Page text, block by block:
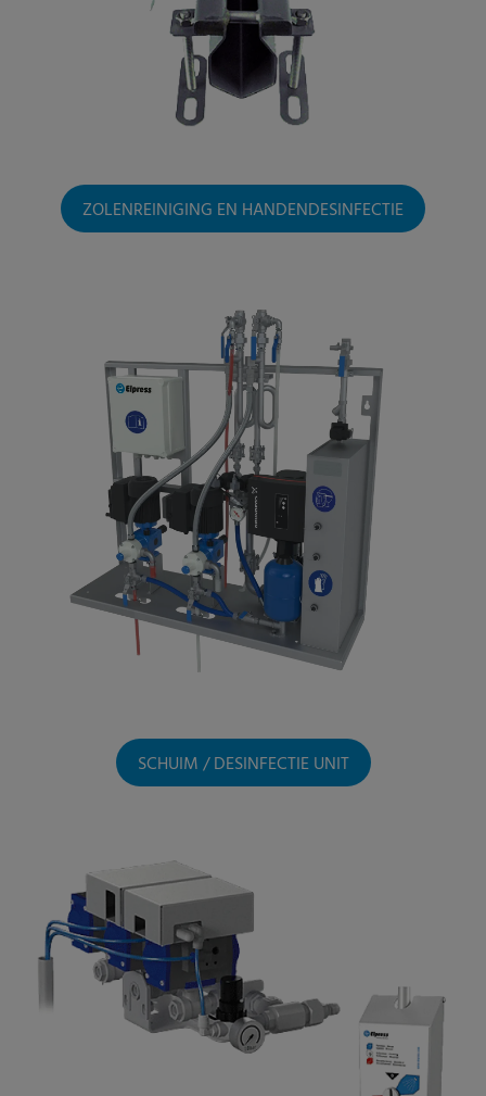
ZOLENREINIGING EN HANDENDESINFECTIE
SCHUIM / DESINFECTIE UNIT